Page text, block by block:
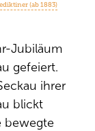
(ab 1883)
Jubiläum
gefeiert.
ihrer
blickt
bewegte